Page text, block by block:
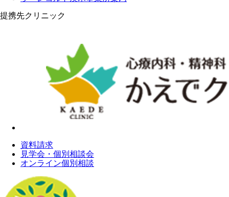
提携先クリニック
資料請求
見学会・個別相談会
オンライン個別相談